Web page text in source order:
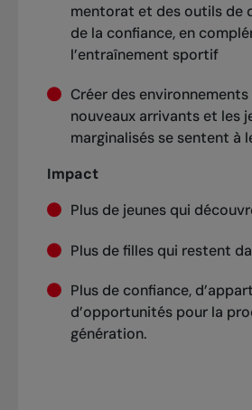
mentorat et des outils de
de la confiance, en
l’entraînement sportif
Créer des
nouveaux arrivants et les
marginalisés se sentent à
Impact
Plus de jeunes qui
Plus de filles qui restent
Plus de confiance,
d’opportunités pour la
génération.